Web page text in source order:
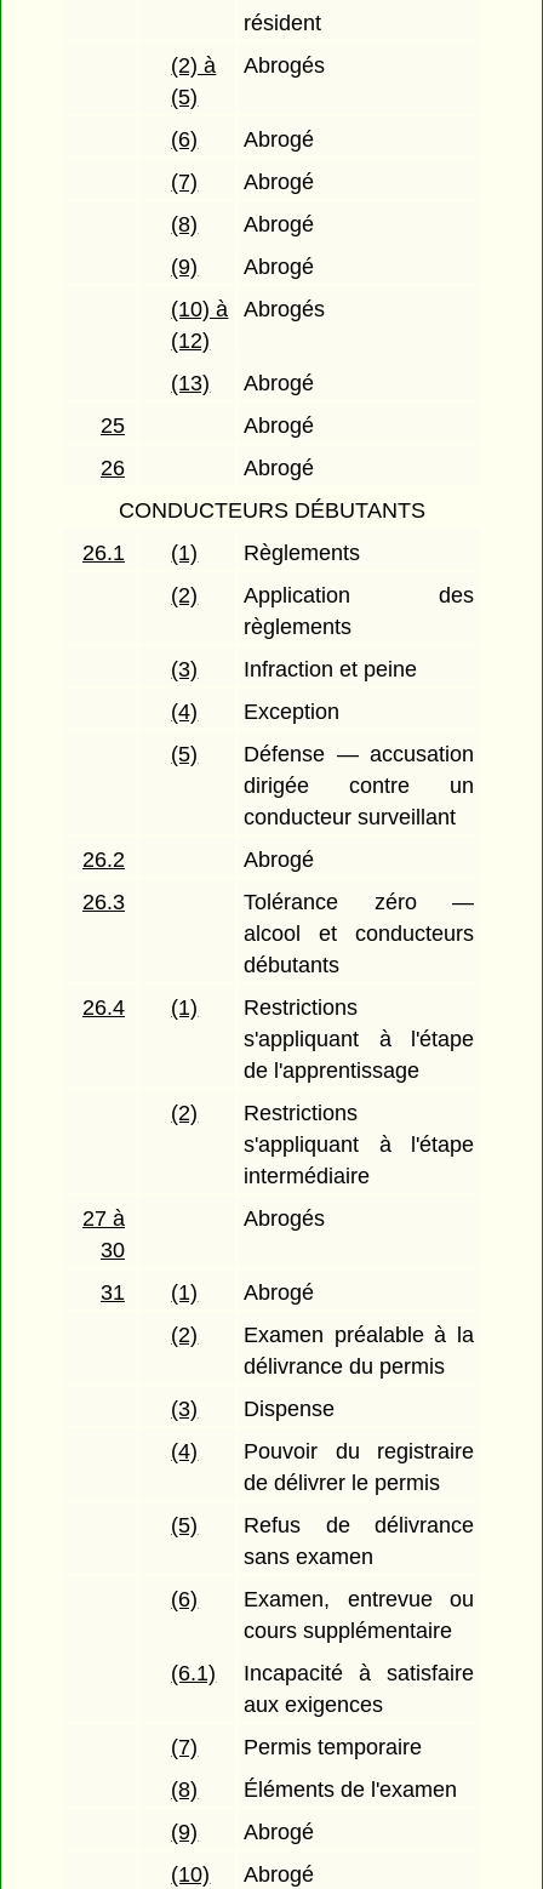
résident
(2) à
(5)
Abrogés
(6)
Abrogé
(7)
Abrogé
(8)
Abrogé
(9)
Abrogé
(10) à
(12)
Abrogés
(13)
Abrogé
25
Abrogé
26
Abrogé
CONDUCTEURS DÉBUTANTS
26.1
(1)
Règlements
(2)
Application des
règlements
(3)
Infraction et peine
(4)
Exception
(5)
Défense — accusation
dirigée contre un
conducteur surveillant
26.2
Abrogé
26.3
Tolérance zéro —
alcool et conducteurs
débutants
26.4
(1)
Restrictions
s'appliquant à l'étape
de l'apprentissage
(2)
Restrictions
s'appliquant à l'étape
intermédiaire
27 à
30
Abrogés
31 (1)
Abrogé
(2)
Examen préalable à la
délivrance du permis
(3)
Dispense
(4)
Pouvoir du registraire
de délivrer le permis
(5)
Refus de délivrance
sans examen
(6)
Examen, entrevue ou
cours supplémentaire
(6.1)
Incapacité à satisfaire
aux exigences
(7)
Permis temporaire
(8)
Éléments de l'examen
(9)
Abrogé
(10)
Abrogé